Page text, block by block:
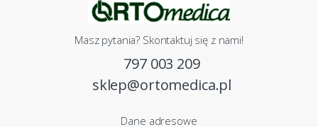
Masz pytania? Skontaktuj się z nami!
797 003 209
sklep@ortomedica.pl
Dane adresowe